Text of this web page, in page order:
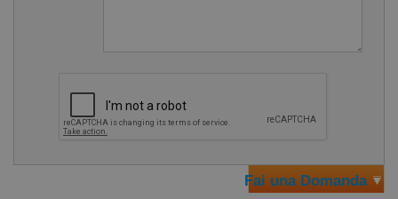
Fai una Domanda